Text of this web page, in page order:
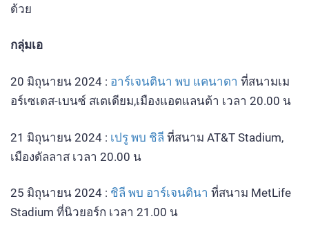
ด้วย
กลุ่มเอ
20 มิถุนายน 2024 : อาร์เจนตินา พบ แคนาดา ที่สนามเม
อร์เซเดส-เบนซ์ สเตเดียม,เมืองแอตแลนต้า เวลา 20.00 น
21 มิถุนายน 2024 : เปรู พบ ชิลี ที่สนาม AT&T Stadium,
เมืองดัลลาส เวลา 20.00 น
25 มิถุนายน 2024 : ชิลี พบ อาร์เจนตินา ที่สนาม MetLife
Stadium ที่นิวยอร์ก เวลา 21.00 น